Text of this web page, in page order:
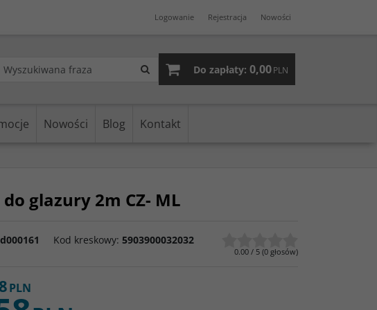
Logowanie Rejestracja Nowości
Do zapłaty: 0,00PLN
Nowości Blog Kontakt
glazury 2m CZ- ML
Kod kreskowy: 5903900032032
0.00 / 5 (0 głosów)
PLN